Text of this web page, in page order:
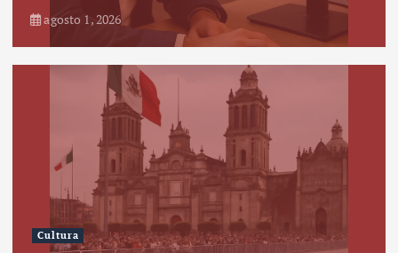
agosto 1, 2026
Cultura